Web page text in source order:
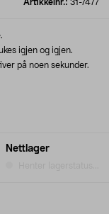
Artikkelnr.: 31-7477
Nettlager
igjen og igjen.
på noen sekunder.